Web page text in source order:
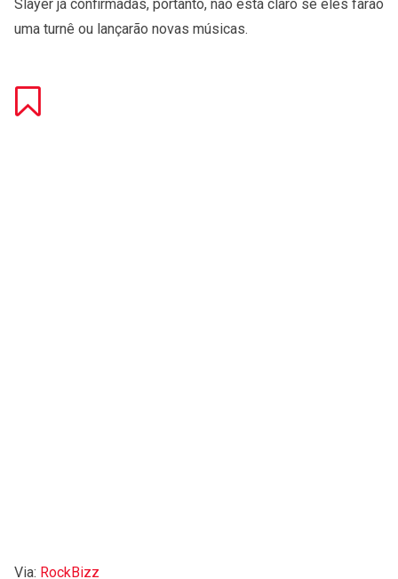
Slayer já confirmadas, portanto, não está claro se eles farão
uma turnê ou lançarão novas músicas.
Via: RockBizz